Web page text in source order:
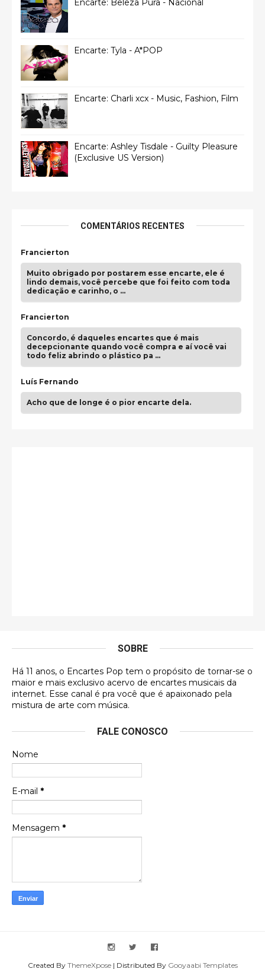
Encarte: Tyla - A*POP
Encarte: Charli xcx - Music, Fashion, Film
Encarte: Ashley Tisdale - Guilty Pleasure
(Exclusive US Version)
COMENTÁRIOS RECENTES
Francierton
Muito obrigado por postarem esse encarte, ele é
lindo demais, você percebe que foi feito com toda
dedicação e carinho, o …
Francierton
Concordo, é daqueles encartes que é mais
decepcionante quando você compra e aí você vai
todo feliz abrindo o plástico pa …
Luís Fernando
Acho que de longe é o pior encarte dela.
DVD MIDINHO
Francierton
futuras aquisições, e olhando o encarte aqui, me
Francierton
Espero que tenham sentido minha falta, informo
que estou de volta para trazer mais contribuições
SOBRE
Há 11 anos, o Encartes Pop tem o propósito de tornar-se o
maior e mais exclusivo acervo de encartes musicais da
internet. Esse canal é pra você que é apaixonado pela
mistura de arte com música.
FALE CONOSCO
Nome
E-mail *
Mensagem *
Created By ThemeXpose| Distributed By Gooyaabi Templates